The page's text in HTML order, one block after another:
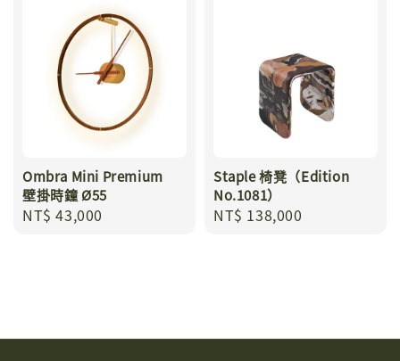
Ombra Mini Premium
壁掛時鐘 Ø55
Regular
NT$ 43,000
Staple 椅凳（Edition
No.1081）
Regular
NT$ 138,000